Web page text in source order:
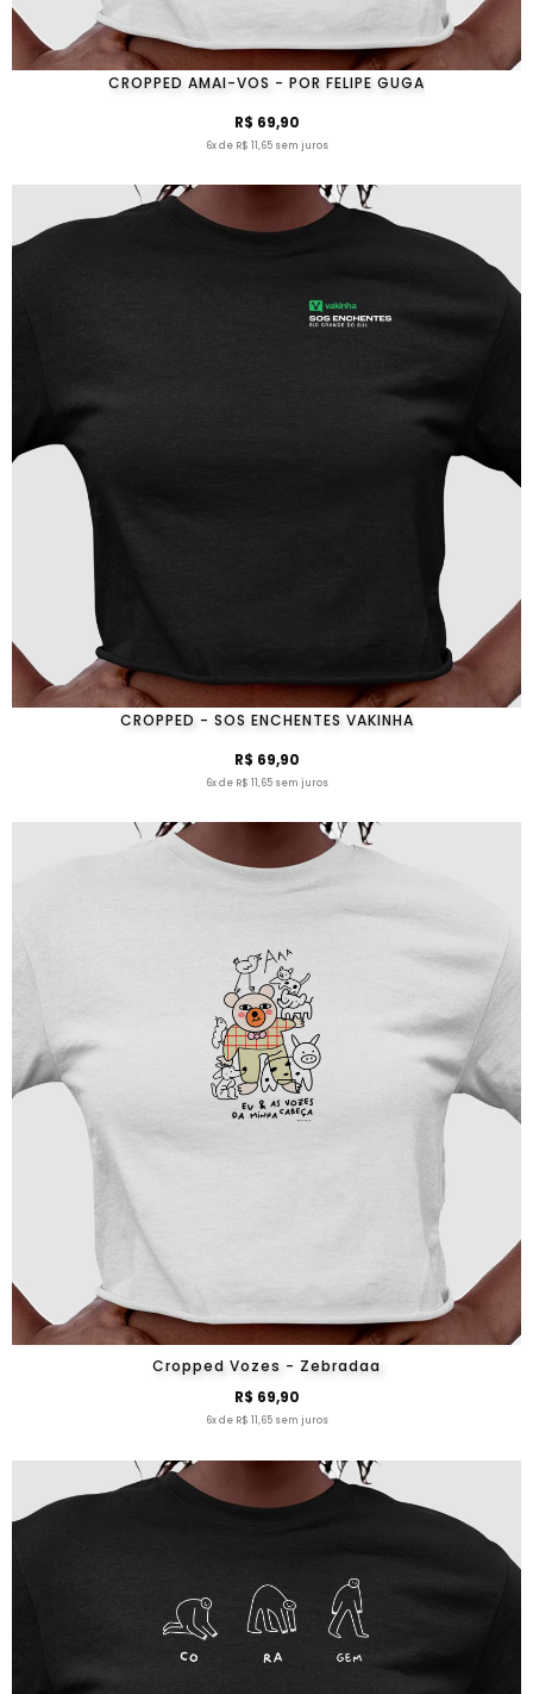
CROPPED AMAI-VOS - POR FELIPE GUGA
R$ 69,90
6x de R$ 11,65 sem juros
CROPPED - SOS ENCHENTES VAKINHA
R$ 69,90
6x de R$ 11,65 sem juros
Cropped Vozes - Zebradaa
R$ 69,90
6x de R$ 11,65 sem juros